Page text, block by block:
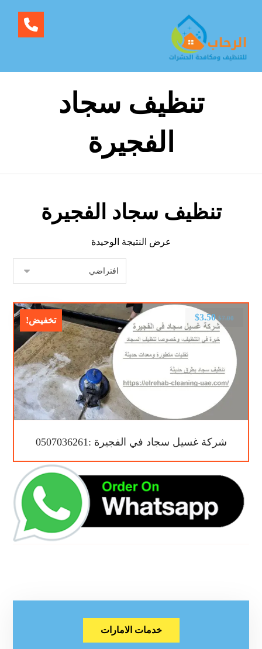
تنظيف سجاد
الفجيرة
تنظيف سجاد الفجيرة
عرض النتيجة الوحيدة
تخفيض!
شركة غسيل سجاد في الفجيرة :0507036261
$7.00
$3.50
خدمات الامارات